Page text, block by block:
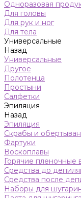
Одноразовая
Для головы
Для рук и ног
Для тела
Универсальные
Назад
Универсальные
Другое
Полотенца
Простыни
Салфетки
Эпиляция
Назад
Эпиляция
Скрабы и
Фартуки
Воскоплавы
Горячие пленочные
Средства до
Средства после
Наборы для